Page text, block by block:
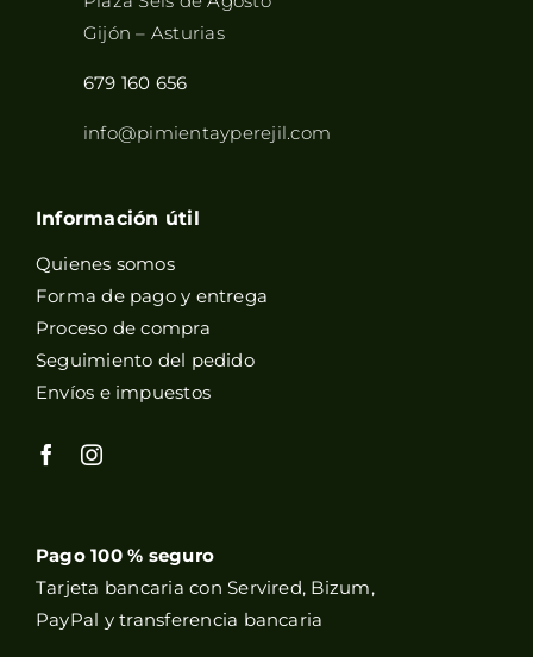
Gijón – Asturias
679 160 656
info@pimientayperejil.com
Información útil
Quienes somos
Forma de pago y entrega
Proceso de compra
Seguimiento del pedido
Envíos e impuestos
Pago 100 % seguro
Tarjeta bancaria con Servired, Bizum,
PayPal y transferencia bancaria